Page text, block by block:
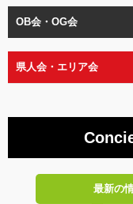
OB会・OG会
県人会・エリア会
最新の